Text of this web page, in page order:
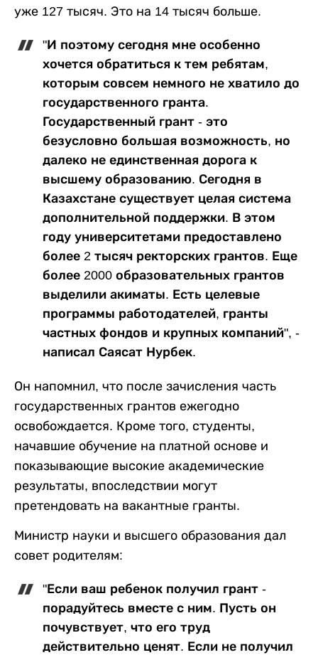
уже 127 тысяч. Это на 14 тысяч больше.
"И поэтому сегодня мне особенно
хочется обратиться к тем ребятам,
которым совсем немного не хватило до
государственного гранта.
Государственный грант - это
безусловно большая возможность, но
далеко не единственная дорога к
высшему образованию. Сегодня в
Казахстане существует целая система
дополнительной поддержки. В этом
году университетами предоставлено
более 2 тысяч ректорских грантов. Еще
более 2000 образовательных грантов
выделили акиматы. Есть целевые
программы работодателей, гранты
частных фондов и крупных компаний", -
написал Саясат Нурбек.
Он напомнил, что после зачисления часть
государственных грантов ежегодно
освобождается. Кроме того, студенты,
начавшие обучение на платной основе и
показывающие высокие академические
результаты, впоследствии могут
претендовать на вакантные гранты.
Министр науки и высшего образования дал
совет родителям:
"Если ваш ребенок получил грант -
порадуйтесь вместе с ним. Пусть он
почувствует, что его труд
действительно ценят. Если не получил